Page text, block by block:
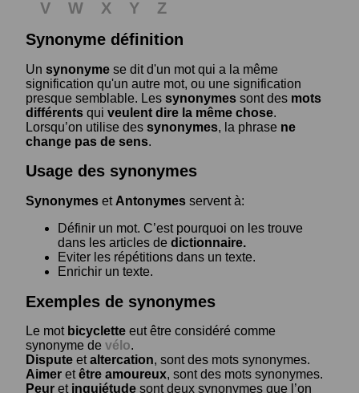
V W X Y
Z
Synonyme définition
Un synonyme se dit d'un mot qui a la même
signification qu'un autre mot, ou une signification
presque semblable. Les synonymes sont des mots
différents qui veulent dire la même chose.
Lorsqu’on utilise des synonymes, la phrase ne
change pas de sens.
Usage des synonymes
Synonymes et Antonymes servent à:
Définir un mot. C’est pourquoi on les trouve
dans les articles de dictionnaire.
Eviter les répétitions dans un texte.
Enrichir un texte.
Exemples de synonymes
Le mot bicyclette eut être considéré comme
synonyme de vélo.
Dispute etaltercation, sont des mots synonymes.
Aimer etêtre amoureux, sont des mots synonymes.
Peur et inquiétude sont deux synonymes que l’on